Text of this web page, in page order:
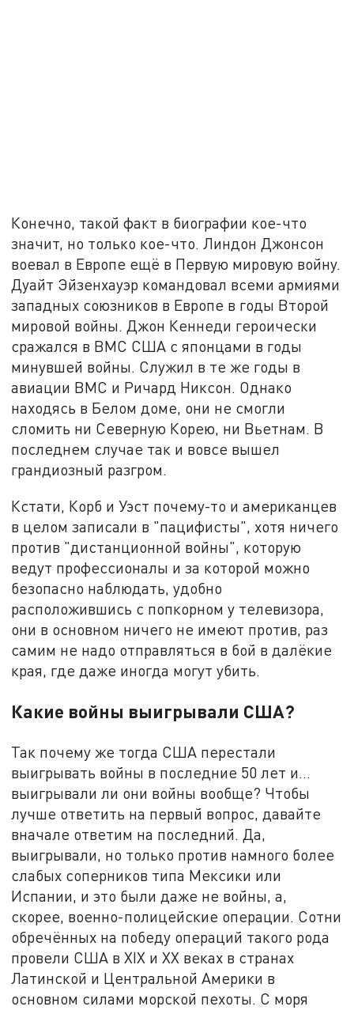
Конечно, такой факт в биографии кое-что
значит, но только кое-что. Линдон Джонсон
воевал в Европе ещё в Первую мировую войну.
Дуайт Эйзенхауэр командовал всеми армиями
западных союзников в Европе в годы Второй
мировой войны. Джон Кеннеди героически
сражался в ВМС США с японцами в годы
минувшей войны. Служил в те же годы в
авиации ВМС и Ричард Никсон. Однако
находясь в Белом доме, они не смогли
сломить ни Северную Корею, ни Вьетнам. В
последнем случае так и вовсе вышел
грандиозный разгром.
Кстати, Корб и Уэст почему-то и американцев
в целом записали в "пацифисты", хотя ничего
против "дистанционной войны", которую
ведут профессионалы и за которой можно
безопасно наблюдать, удобно
расположившись с попкорном у телевизора,
они в основном ничего не имеют против, раз
самим не надо отправляться в бой в далёкие
края, где даже иногда могут убить.
Какие войны выигрывали США?
Так почему же тогда США перестали
выигрывать войны в последние 50 лет и…
выигрывали ли они войны вообще? Чтобы
лучше ответить на первый вопрос, давайте
вначале ответим на последний. Да,
выигрывали, но только против намного более
слабых соперников типа Мексики или
Испании, и это были даже не войны, а,
скорее, военно-полицейские операции. Сотни
обречённых на победу операций такого рода
провели США в XIX и XX веках в странах
Латинской и Центральной Америки в
основном силами морской пехоты. С моря